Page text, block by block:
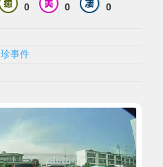
0 0 0
珍事件